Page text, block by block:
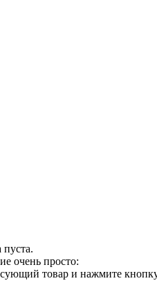
очень просто:
товар и нажмите